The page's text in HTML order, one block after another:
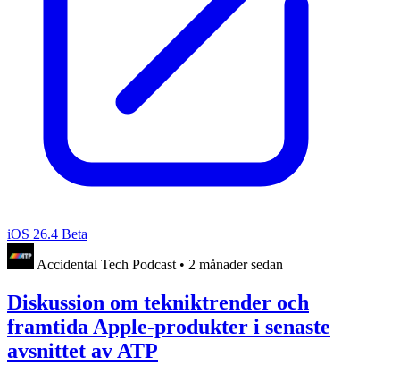
iOS 26.4 Beta
Accidental Tech Podcast • 2 månader sedan
Diskussion om tekniktrender och
framtida Apple-produkter i senaste
avsnittet av ATP